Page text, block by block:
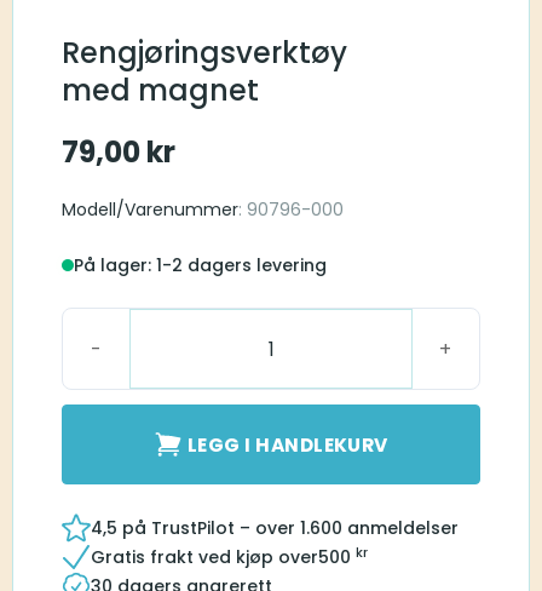
Rengjøringsverktøy
med magnet
79,00kr
Modell/Varenummer: 90796-000
På lager: 1-2 dagers levering
LEGG I HANDLEKURV
4,5 på TrustPilot – over 1.600 anmeldelser
Gratis frakt ved kjøp over500 kr
30 dagers angrerett